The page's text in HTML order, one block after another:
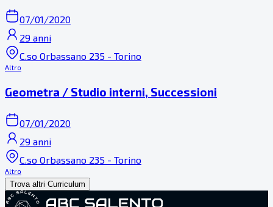
07/01/2020
29 anni
C.so Orbassano 235 - Torino
Altro
Geometra / Studio interni, Successioni
07/01/2020
29 anni
C.so Orbassano 235 - Torino
Altro
Trova altri Curriculum